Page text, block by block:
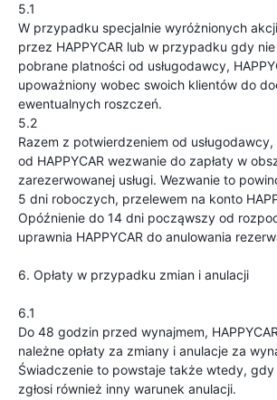
5.1
W przypadku specjalnie wyróżnionych
przez HAPPYCAR lub w przypadku gdy
pobrane platności od usługodawcy,
upoważniony wobec swoich klientów do
ewentualnych roszczeń.
5.2
Razem z potwierdzeniem od
od HAPPYCAR wezwanie do zapłaty w
zarezerwowanej usługi. Wezwanie to
5 dni roboczych, przelewem na konto
Opóźnienie do 14 dni począwszy od
uprawnia HAPPYCAR do anulowania
6. Opłaty w przypadku zmian i anulacji
6.1
Do 48 godzin przed wynajmem,
należne opłaty za zmiany i anulacje za
Świadczenie to powstaje także wtedy, gdy
zgłosi również inny warunek anulacji.